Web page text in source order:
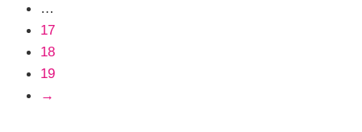
…
17
18
19
→